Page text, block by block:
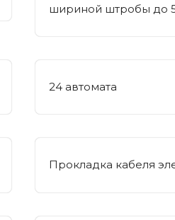
шириной штробы до
24 автомата
Прокладка кабеля